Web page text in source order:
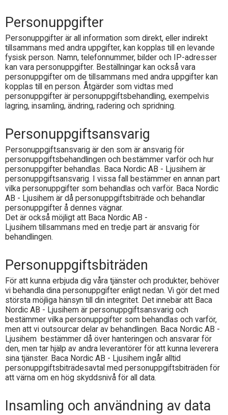
Personuppgifter
Personuppgifter är all information som direkt, eller indirekt
tillsammans med andra uppgifter, kan kopplas till en levande
fysisk person. Namn, telefonnummer, bilder och IP-adresser
kan vara personuppgifter. Beställningar kan också vara
personuppgifter om de tillsammans med andra uppgifter kan
kopplas till en person. Åtgärder som vidtas med
personuppgifter är personuppgiftsbehandling, exempelvis
lagring, insamling, ändring, radering och spridning.
Personuppgiftsansvarig
Personuppgiftsansvarig är den som är ansvarig för
personuppgiftsbehandlingen och bestämmer varför och hur
personuppgifter behandlas. Baca Nordic AB - Ljusihem är
personuppgiftsansvarig. I vissa fall bestämmer en annan part
vilka personuppgifter som behandlas och varför. Baca Nordic
AB - Ljusihem är då personuppgiftsbiträde och behandlar
personuppgifter å dennes vägnar.
Det är också möjligt att Baca Nordic AB -
Ljusihem tillsammans med en tredje part är ansvarig för
behandlingen.
Personuppgiftsbiträden
För att kunna erbjuda dig våra tjänster och produkter, behöver
vi behandla dina personuppgifter enligt nedan. Vi gör det med
största möjliga hänsyn till din integritet. Det innebär att Baca
Nordic AB - Ljusihem är personuppgiftsansvarig och
bestämmer vilka personuppgifter som behandlas och varför,
men att vi outsourcar delar av behandlingen. Baca Nordic AB -
Ljusihem bestämmer då över hanteringen och ansvarar för
den, men tar hjälp av andra leverantörer för att kunna leverera
sina tjänster. Baca Nordic AB - Ljusihem ingår alltid
personuppgiftsbiträdesavtal med personuppgiftsbiträden för
att värna om en hög skyddsnivå för all data.
Insamling och användning av data